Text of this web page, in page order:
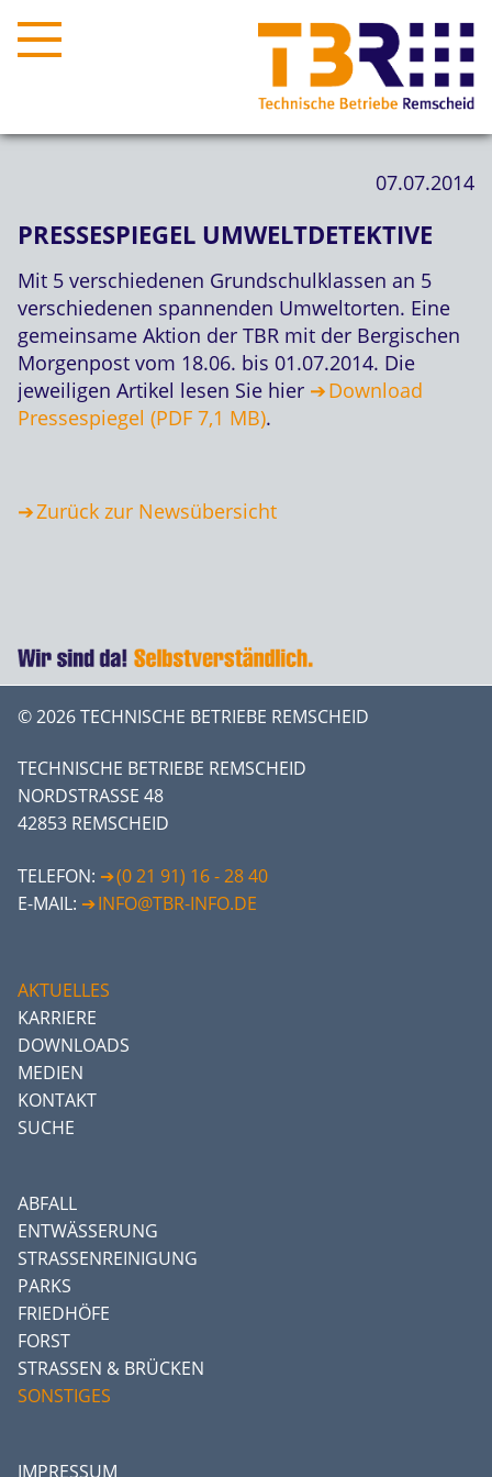
07.07.2014
PRESSESPIEGEL UMWELTDETEKTIVE
Mit 5 verschiedenen Grundschulklassen an 5
verschiedenen spannenden Umweltorten. Eine
gemeinsame Aktion der TBR mit der Bergischen
Morgenpost vom 18.06. bis 01.07.2014. Die
jeweiligen Artikel lesen Sie hier
Download
Pressespiegel (PDF 7,1 MB).
Zurück zur Newsübersicht
© 2026 TECHNISCHE BETRIEBE REMSCHEID
TECHNISCHE BETRIEBE REMSCHEID
NORDSTRASSE 48
42853 REMSCHEID
TELEFON:
(0 21 91) 16 - 28 40
E-MAIL:
INFO@TBR-INFO.DE
AKTUELLES
KARRIERE
DOWNLOADS
MEDIEN
KONTAKT
SUCHE
ABFALL
ENTWÄSSERUNG
STRASSENREINIGUNG
PARKS
FRIEDHÖFE
FORST
STRASSEN & BRÜCKEN
SONSTIGES
IMPRESSUM